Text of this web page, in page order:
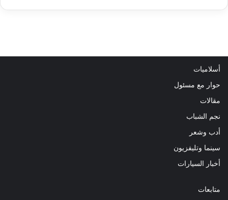
أسلاميات
حوار مع مسئول
مقالات
نجم الشباب
أدب وشعر
سينما وتليفزيون
أخبار السيارات
متابعات